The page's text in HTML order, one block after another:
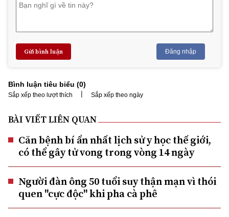
Gửi bình luận Đăng nhập
Bình luận tiêu biểu (0)
Sắp xếp theo lượt thích | Sắp xếp theo ngày
BÀI VIẾT LIÊN QUAN
Căn bệnh bí ẩn nhất lịch sử y học thế giới,
có thể gây tử vong trong vòng 14 ngày
Người đàn ông 50 tuổi suy thận mạn vì thói
quen "cực độc" khi pha cà phê